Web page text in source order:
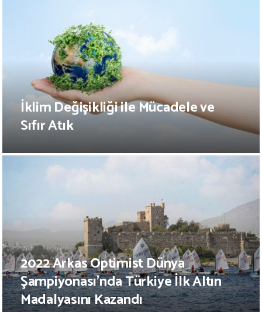
İklim Değişikliği ile Mücadele ve
Sıfır Atık
2022 Arkas Optimist Dünya
Şampiyonası’nda Türkiye İlk Altın
Madalyasını Kazandı